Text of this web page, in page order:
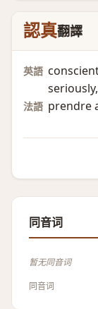
認真翻譯
英語
法語 prendre
同音词
暂无同音词
同音词